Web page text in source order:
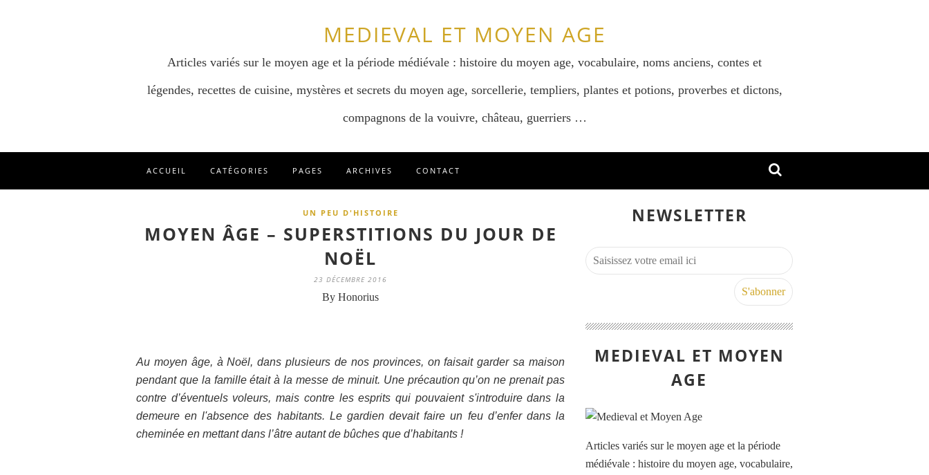
MEDIEVAL ET MOYEN AGE
Articles variés sur le moyen age et la période médiévale : histoire du moyen age, vocabulaire, noms anciens, contes et
légendes, recettes de cuisine, mystères et secrets du moyen age, sorcellerie, templiers, plantes et potions, proverbes et dictons,
compagnons de la vouivre, château, guerriers …
ACCUEIL CATÉGORIES PAGES ARCHIVES CONTACT
UN PEU D'HISTOIRE
MOYEN ÂGE – SUPERSTITIONS DU JOUR DE
NOËL
23 DÉCEMBRE 2016
By Honorius
Au moyen âge, à Noël, dans plusieurs de nos provinces, on faisait garder sa maison
pendant que la famille était à la messe de minuit. Une précaution qu’on ne prenait pas
contre d’éventuels voleurs, mais contre les esprits qui pouvaient s'introduire dans la
demeure en l'absence des habitants. Le gardien devait faire un feu d’enfer dans la
cheminée en mettant dans l’âtre autant de bûches que d’habitants !
NEWSLETTER
MEDIEVAL ET MOYEN
AGE
Articles variés sur le moyen age et la période
médiévale : histoire du moyen age, vocabulaire,